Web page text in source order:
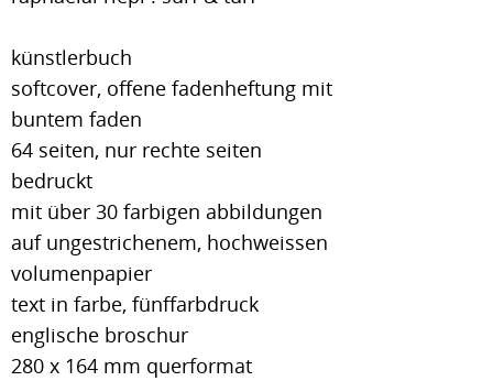
künstlerbuch
softcover, offene fadenheftung mit
buntem faden
64 seiten, nur rechte seiten
bedruckt
mit über 30 farbigen abbildungen
auf ungestrichenem, hochweissen
volumenpapier
text in farbe, fünffarbdruck
englische broschur
280 x 164 mm querformat